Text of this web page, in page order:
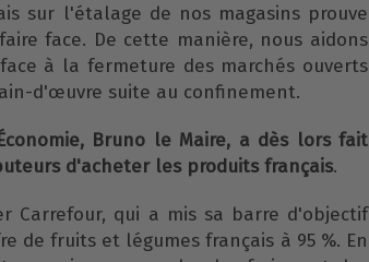
sur l'étalage de nos magasins prouve
face. De cette manière, nous aidons
à la fermeture des marchés ouverts
d'œuvre suite au confinement.
Bruno le Maire, a dès lors fait
d'acheter les produits français.
Carrefour, qui a mis sa barre d'objectif
de fruits et légumes français à 95 %. En